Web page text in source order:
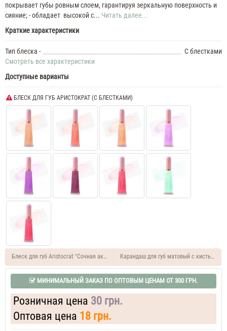
покрывает губы ровным слоем, гарантируя зеркальную поверхность и
сияние; - обладает высокой с... Читать далее...
Краткие характеристики
Тип блеска -
С блестками
Смотреть все характеристики
Доступные варианты
БЛЕСК ДЛЯ ГУБ АРИСТОКРАТ (С БЛЕСТКАМИ)
Блеск для губ Aristocrat "Сочная акварель"Карандаш для губ матовый с кистью
МИНИМАЛЬНЫЙ ЗАКАЗ ПО ОПТОВЫМ ЦЕНАМ ОТ 300 ГРН.
Розничная цена 30 грн.
Оптовая цена 18 грн.